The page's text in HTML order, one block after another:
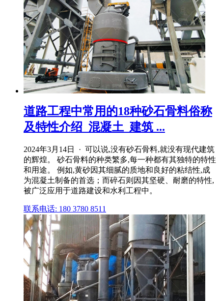
道路工程中常用的18种砂石骨料俗称
及特性介绍_混凝土_建筑 ...
2024年3月14日 · 可以说,没有砂石骨料,就没有现代建筑
的辉煌。 砂石骨料的种类繁多,每一种都有其独特的特性
和用途。 例如,黄砂因其细腻的质地和良好的粘结性,成
为混凝土制备的首选；而碎石则因其坚硬、耐磨的特性,
被广泛应用于道路建设和水利工程中。
联系电话: 180 3780 8511